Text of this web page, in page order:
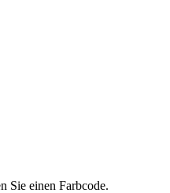
Sie einen Farbcode.